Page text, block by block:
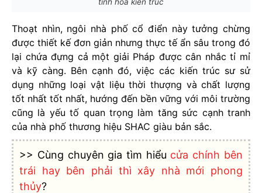
Thoạt nhìn, ngôi nhà phố cổ điển này tưởng chừng
được thiết kế đơn giản nhưng thực tế ẩn sâu trong đó
lại chứa đựng cả một giải Pháp được cân nhắc tỉ mỉ
và kỹ càng. Bên cạnh đó, việc các kiến trúc sư sử
dụng những loại vật liệu thời thượng và chất lượng
tốt nhất tốt nhất, hướng đến bền vững với môi trường
cũng là yếu tố quan trọng làm tăng sức cạnh tranh
của nhà phố thương hiệu SHAC giàu bản sắc.
>> Cùng chuyên gia tìm hiểu cửa chính bên
trái hay bên phải thì xây nhà mới phong
thủy?